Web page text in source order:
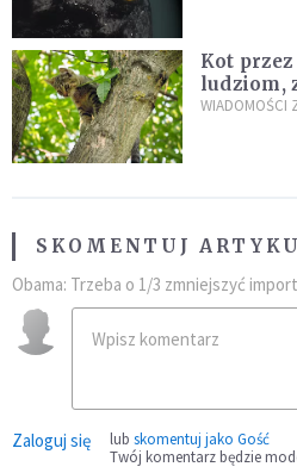
Kot
ludziom,
kaczki. W
WIADOMOŚCI
SKOMENTUJ
Obama: Trzeba o 1/3 zmniejszyć
Zaloguj się lub skomentuj jako Gość
Twój komentarz będzie